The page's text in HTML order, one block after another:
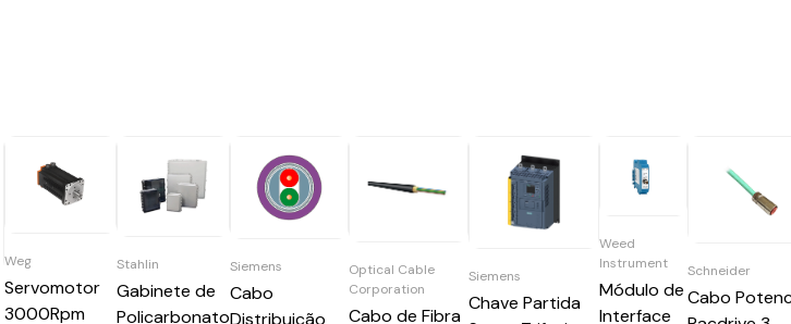
Weg
Servomotor
3000Rpm
Stahlin
Gabinete de
Policarbonato
Siemens
Cabo
Distribuição
Optical Cable
Corporation
Cabo de Fibra
Siemens
Chave Partida
Weed
Instrument
Módulo de
Interface
Schneider
Cabo